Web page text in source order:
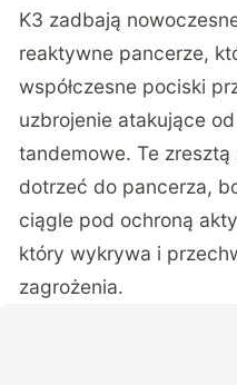
K3 zadbają
reaktywne pancerze,
współczesne pociski
uzbrojenie atakujące
tandemowe. Te
dotrzeć do pancerza,
ciągle pod ochroną
który wykrywa i
zagrożenia.